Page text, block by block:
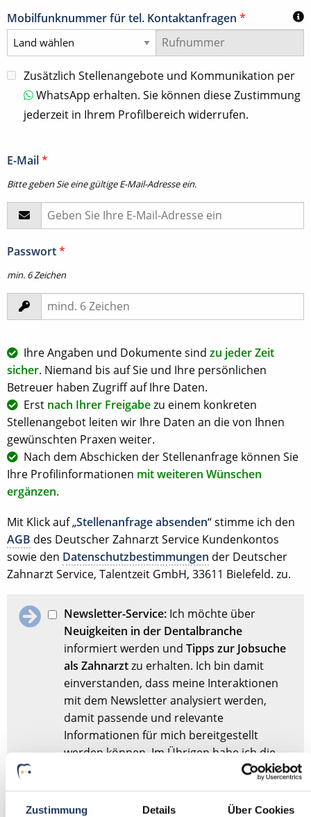
Zustimmung Details Über Cookies
Mobilfunknummer für tel. Kontaktanfragen *
Zusätzlich Stellenangebote und Kommunikation per
WhatsApp erhalten. Sie können diese Zustimmung
jederzeit in Ihrem Profilbereich widerrufen.
E-Mail*
Bitte geben Sie eine gültige E-Mail-Adresse ein.
Passwort*
min. 6 Zeichen
Ihre Angaben und Dokumente sind zu jeder Zeit
sicher. Niemand bis auf Sie und Ihre persönlichen
Betreuer haben Zugriff auf Ihre Daten.
Erst nach Ihrer Freigabezu einem konkreten
Stellenangebot leiten wir Ihre Daten an die von Ihnen
gewünschten Praxen weiter.
Nach dem Abschicken der Stellenanfrage können Sie
Ihre Profilinformationen mit weiteren Wünschen
ergänzen.
Mit Klick auf „Stellenanfrage absenden“ stimme ich den
AGB des Deutscher Zahnarzt Service Kundenkontos
sowie den Datenschutzbestimmungen der Deutscher
Zahnarzt Service, Talentzeit GmbH, 33611 Bielefeld. zu.
Newsletter-Service: Ich möchte über
Neuigkeiten in der Dentalbranche
informiert werden undTipps zur Jobsuche
als Zahnarztzu erhalten. Ich bin damit
einverstanden, dass meine Interaktionen
mit dem Newsletter analysiert werden,
damit passende und relevante
Informationen für mich bereitgestellt
werden können. Im Übrigen habe ich die
gelesen und bin mit
ihr einverstanden.